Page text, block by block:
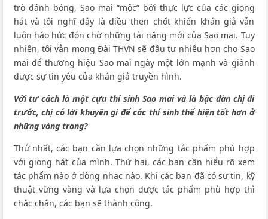
trò đánh bóng, Sao mai “mộc” bởi thực lực của các giọng
hát và tôi nghĩ đây là điều then chốt khiến khán giả vẫn
luôn háo hức đón chờ những tài năng mới của Sao mai. Tuy
nhiên, tôi vẫn mong Đài THVN sẽ đầu tư nhiều hơn cho Sao
mai để thương hiệu Sao mai ngày một lớn mạnh và giành
được sự tin yêu của khán giả truyền hình.
Với tư cách là một cựu thí sinh Sao mai và là bậc đàn chị đi
trước, chị có lời khuyên gì để các thí sinh thể hiện tốt hơn ở
những vòng trong?
Thứ nhất, các bạn cần lựa chọn những tác phẩm phù hợp
với giọng hát của mình. Thứ hai, các bạn cần hiểu rõ xem
tác phẩm nào ở dòng nhạc nào. Khi các bạn đã có sự tin, kỹ
thuật vững vàng và lựa chọn được tác phẩm phù hợp thì
chắc chắn, các bạn sẽ thành công.